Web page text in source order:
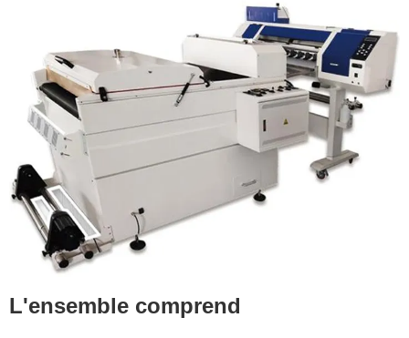
L'ensemble comprend